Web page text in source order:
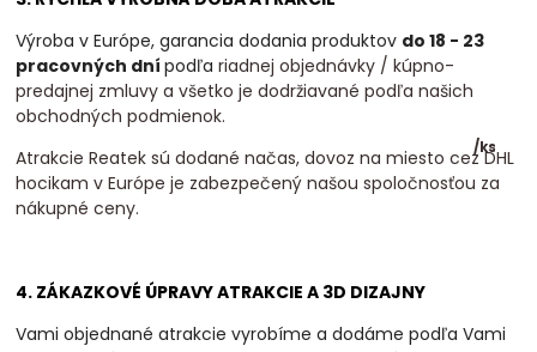
/ks
Výroba v Európe, garancia dodania produktov do 18 - 23
pracovných dnípodľariadnej objednávky / kúpno-
predajnej zmluvy a všetko je dodržiavané podľa našich
obchodných podmienok.
Atrakcie Reatek sú dodané načas, dovoz na miesto cez DHL
hocikam v Európe je zabezpečený našou spoločnosťou za
nákupné ceny.
4. ZÁKAZKOVÉ ÚPRAVY ATRAKCIE A 3D DIZAJNY
Vami objednané atrakcie vyrobíme a dodáme podľa Vami